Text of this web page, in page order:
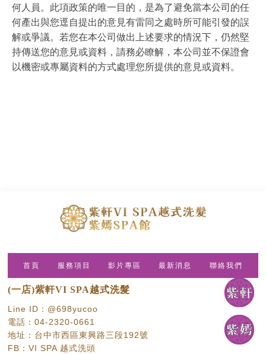
何人員。此項政策的唯一目的，是為了避免當本公司的任
何產出與您逕自提出的意見有雷同之處時所可能引發的誤
解或爭議。若您在本公司做出上述要求的情況下，仍然堅
持傳送您的意見或資料，請務必瞭解，本公司並不保證會
以機密或專屬資料的方式處理您所提供的意見或資料。
首頁 服務項目 影片專區 最新消息 聯絡我們
(一店)紫軒VI SPA越式洗髮
Line ID：@698yucoo
電話：04-2320-0661
地址：台中市西區東興路三段192號
FB：VI SPA 越式洗頭